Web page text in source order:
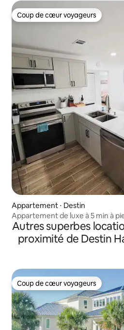
Coup de cœur voyageurs
Coup de cœur voyageurs
Appartement ⋅ Destin
Appartement de luxe à 5 min à
Autres superbes
proximité de Destin
Coup de cœur voyageurs
Coup de cœur voyageurs